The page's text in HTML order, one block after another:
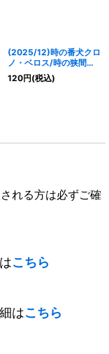
(2025/12)時の番犬クロ
ノ・ベロス/時の狭間
【転醒R】{BSC47-
RV010a/BSC47-
120円(税込)
れる方は必ずご確
こちら
はこちら